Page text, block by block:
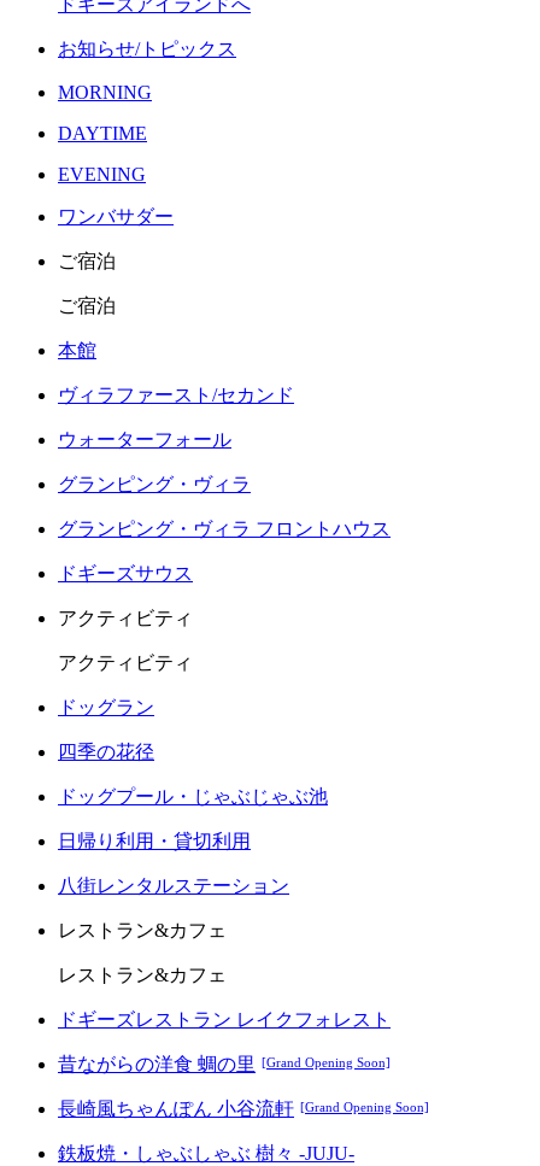
お知らせ/トピックス
MORNING
DAYTIME
EVENING
ワンバサダー
ご宿泊
ご宿泊
本館
ヴィラファースト/セカンド
ウォーターフォール
グランピング・ヴィラ
グランピング・ヴィラ フロントハウス
ドギーズサウス
アクティビティ
アクティビティ
ドッグラン
四季の花径
ドッグプール・じゃぶじゃぶ池
日帰り利用・貸切利用
八街レンタルステーション
レストラン&カフェ
レストラン&カフェ
ドギーズレストラン レイクフォレスト
昔ながらの洋食 蜩の里 [Grand Opening Soon]
長崎風ちゃんぽん 小谷流軒 [Grand Opening Soon]
鉄板焼・しゃぶしゃぶ 樹々 -JUJU-